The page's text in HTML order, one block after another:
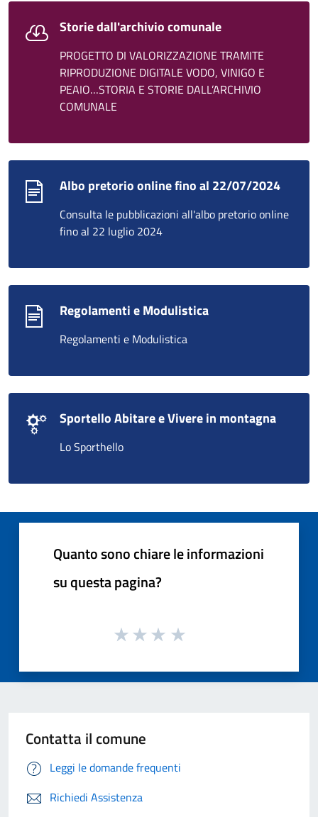
Storie dall'archivio comunale
PROGETTO DI VALORIZZAZIONE TRAMITE
RIPRODUZIONE DIGITALE VODO, VINIGO E
PEAIO…STORIA E STORIE DALL’ARCHIVIO
COMUNALE
Albo pretorio online fino al 22/07/2024
Consulta le pubblicazioni all'albo pretorio online
fino al 22 luglio 2024
Regolamenti e Modulistica
Regolamenti e Modulistica
Sportello Abitare e Vivere in montagna
Lo Sporthello
Quanto sono chiare le informazioni
su questa pagina?
Contatta il comune
Leggi le domande frequenti
Richiedi Assistenza